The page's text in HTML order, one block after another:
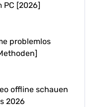
PC [2026]
problemlos
offline schauen
2026